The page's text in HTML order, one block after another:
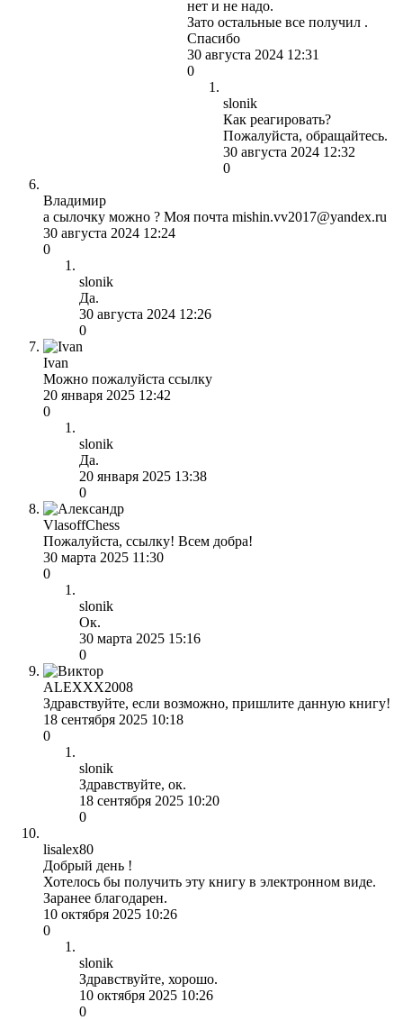
нет и не надо.
Зато остальные все получил .
Спасибо
30 августа 2024 12:31
0
slonik
Как реагировать?
Пожалуйста, обращайтесь.
30 августа 2024 12:32
0
Владимир
а сылочку можно ? Моя почта mishin.vv2017@yandex.ru
30 августа 2024 12:24
0
slonik
Да.
30 августа 2024 12:26
0
Ivan
Можно пожалуйста ссылку
20 января 2025 12:42
0
slonik
Да.
20 января 2025 13:38
0
VlasoffChess
Пожалуйста, ссылку! Всем добра!
30 марта 2025 11:30
0
slonik
Ок.
30 марта 2025 15:16
0
ALEXXX2008
Здравствуйте, если возможно, пришлите данную книгу!
18 сентября 2025 10:18
0
slonik
Здравствуйте, ок.
18 сентября 2025 10:20
0
lisalex80
Добрый день !
Хотелось бы получить эту книгу в электронном виде.
Заранее благодарен.
10 октября 2025 10:26
0
slonik
Здравствуйте, хорошо.
10 октября 2025 10:26
0